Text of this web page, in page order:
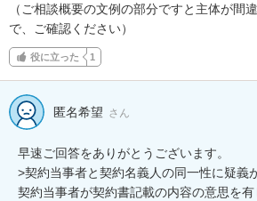
（ご相談概要の文例の部分ですと主体が間
で、ご確認ください）
役に立った 1
匿名希望 さん
早速ご回答をありがとうございます。
>契約当事者と契約名義人の同一性に疑義
契約当事者が契約書記載の内容の意思を